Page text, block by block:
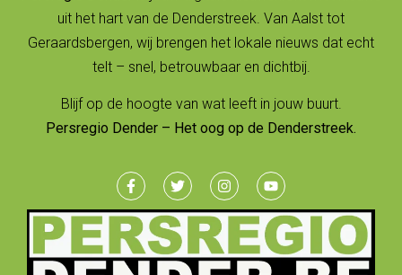
uit het hart van de Denderstreek. Van Aalst tot
Geraardsbergen, wij brengen het lokale nieuws dat echt
telt – snel, betrouwbaar en dichtbij.
Blijf op de hoogte van wat leeft in jouw buurt.
Persregio Dender – Het oog op de Denderstreek.